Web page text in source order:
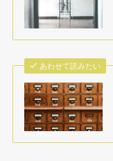
あわせて読みたい